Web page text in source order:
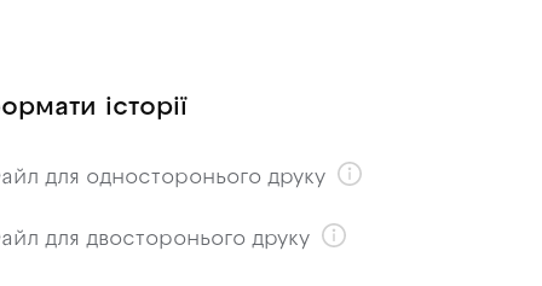
історії
для односторонього друку
для двосторонього друку